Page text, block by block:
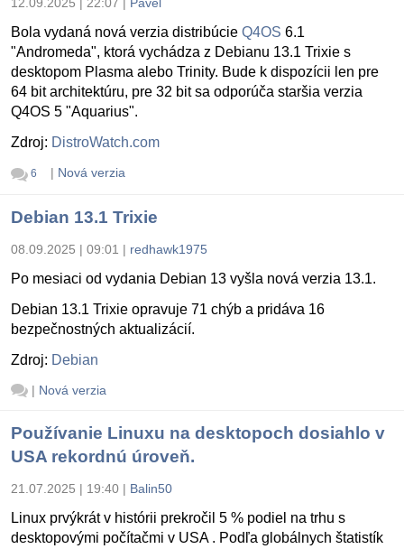
12.09.2025 | 22:07 | Pavel
Bola vydaná nová verzia distribúcie Q4OS 6.1
"Andromeda", ktorá vychádza z Debianu 13.1 Trixie s
desktopom Plasma alebo Trinity. Bude k dispozícii len pre
64 bit architektúru, pre 32 bit sa odporúča staršia verzia
Q4OS 5 "Aquarius".
Zdroj: DistroWatch.com
6 | Nová verzia
Debian 13.1 Trixie
08.09.2025 | 09:01 | redhawk1975
Po mesiaci od vydania Debian 13 vyšla nová verzia 13.1.
Debian 13.1 Trixie opravuje 71 chýb a pridáva 16
bezpečnostných aktualizácií.
Zdroj: Debian
| Nová verzia
Používanie Linuxu na desktopoch dosiahlo v
USA rekordnú úroveň.
21.07.2025 | 19:40 | Balin50
Linux prvýkrát v histórii prekročil 5 % podiel na trhu s
desktopovými počítačmi v USA . Podľa globálnych štatistík